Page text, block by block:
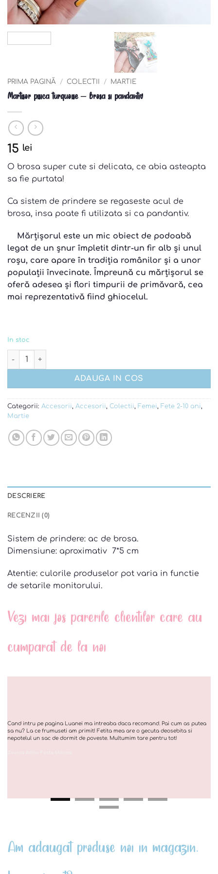
PRIMA PAGINĂ / COLECTII / MARTIE
Martisor pisica turquoise – brosa si pandantiv
15 lei
O brosa super cute si delicata, ce abia asteapta
sa fie purtata!
Ca sistem de prindere se regaseste acul de
brosa, insa poate fi utilizata si ca pandantiv.
Mărțișorul este un mic obiect de podoabă
legat de un șnur împletit dintr-un fir alb și unul
roșu, care apare în tradiția românilor și a unor
populații învecinate. Împreună cu mărțișorul se
oferă adesea și flori timpurii de primăvară, cea
mai reprezentativă fiind ghiocelul.
In stoc
Cantitate Martisor pisica turquoise - brosa si pandantiv
ADAUGA IN COS
Categorii: Accesorii, Accesorii, Colectii, Femei, Fete 2-10 ani,
Martie
DESCRIERE
RECENZII (0)
Sistem de prindere: ac de brosa.
Dimensiune: aproximativ 7*5 cm
Atentie: culorile produselor pot varia in functie
de setarile monitorului.
Vezi mai jos parerile clientilor care au
cumparat de la noi
Cand intru pe pagina Luanei ma intreaba daca recomand. Pai cum as putea
sa nu? La ce frumuseti am primit! Fetita mea are o gecuta deosebita si
nepotelul un sac de dormit de poveste. Multumim tare pentru tot!
Am adaugat produse noi in magazin.